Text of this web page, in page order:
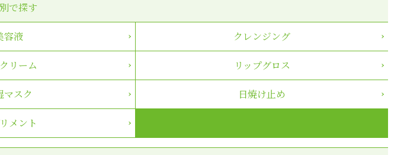
で探す
容液 クレンジング
リーム リップグロス
マスク 日焼け止め
メント